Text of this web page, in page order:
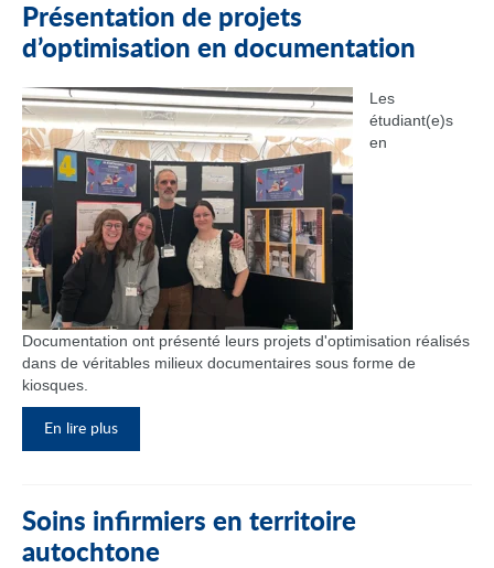
Présentation de projets
d’optimisation en documentation
Les
étudiant(e)s
en
Documentation ont présenté leurs projets d'optimisation réalisés
dans de véritables milieux documentaires sous forme de
kiosques.
En lire plus
Soins infirmiers en territoire
autochtone